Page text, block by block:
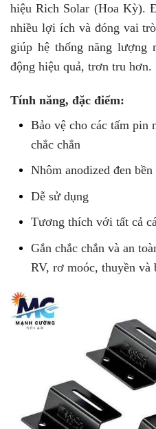
hiệu Rich Solar (Hoa Kỳ).
nhiều lợi ích và đóng vai
giúp hệ thống năng lượng
động hiệu quả, trơn tru hơn.
Tính năng, đặc điểm:
Bảo vệ cho các tấm pin
chắc chắn
Nhôm anodized đen bền
Dễ sử dụng
Tương thích với tất cả
Gắn chắc chắn và an
RV, rơ moóc, thuyền và